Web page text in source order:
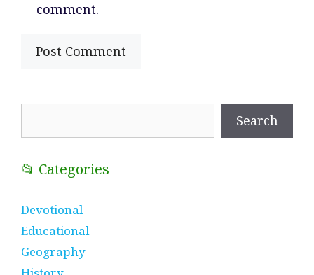
comment.
Search
📂 Categories
Devotional
Educational
Geography